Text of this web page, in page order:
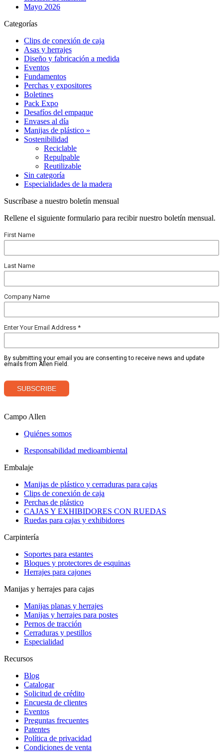
Mayo 2026
Categorías
Clips de conexión de caja
Asas y herrajes
Diseño y fabricación a medida
Eventos
Fundamentos
Perchas y expositores
Boletines
Pack Expo
Desafíos del empaque
Envases al día
Manijas de plástico »
Sostenibilidad
Reciclable
Repulpable
Reutilizable
Sin categoría
Especialidades de la madera
Suscríbase a nuestro boletín mensual
Rellene el siguiente formulario para recibir nuestro boletín mensual.
Campo Allen
Quiénes somos
Responsabilidad medioambiental
Embalaje
Manijas de plástico y cerraduras para cajas
Clips de conexión de caja
Perchas de plástico
CAJAS Y EXHIBIDORES CON RUEDAS
Ruedas para cajas y exhibidores
Carpintería
Soportes para estantes
Bloques y protectores de esquinas
Herrajes para cajones
Manijas y herrajes para cajas
Manijas planas y herrajes
Manijas y herrajes para postes
Pernos de tracción
Cerraduras y pestillos
Especialidad
Recursos
Blog
Catalogar
Solicitud de crédito
Encuesta de clientes
Eventos
Preguntas frecuentes
Patentes
Política de privacidad
Condiciones de venta